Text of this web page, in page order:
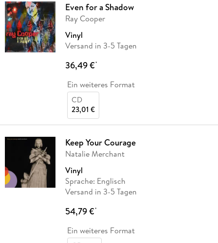
Even for a Shadow
Ray Cooper
Vinyl
Versand in 3-5 Tagen
36,49 €*
Ein weiteres Format
CD
23,01 €
Keep Your Courage
Natalie Merchant
Vinyl
Sprache: Englisch
Versand in 3-5 Tagen
54,79 €*
Ein weiteres Format